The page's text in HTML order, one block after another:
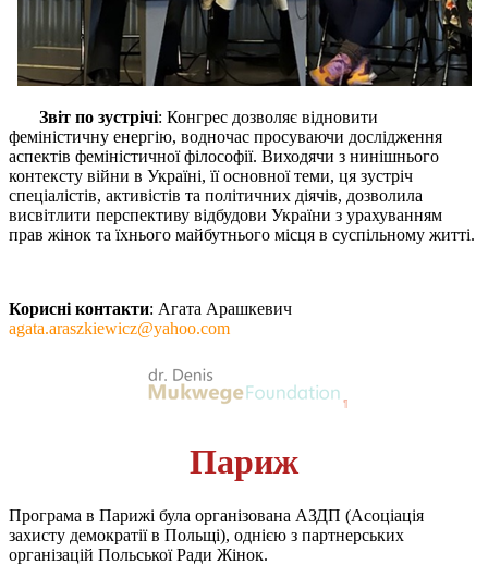
Звіт по зустрічі: Конгрес дозволяє відновити
феміністичну енергію, водночас просуваючи дослідження
аспектів феміністичної філософії. Виходячи з нинішнього
контексту війни в Україні, її основної теми, ця зустріч
спеціалістів, активістів та політичних діячів, дозволила
висвітлити перспективу відбудови України з урахуванням
прав жінок та їхнього майбутнього місця в суспільному житті.
Корисні контакти: Агата Арашкевич
agata.araszkiewicz@yahoo.com
Париж
Програма в Парижі була організована АЗДП (Асоціація
захисту демократії в Польщі), однією з партнерських
організацій Польської Ради Жінок.